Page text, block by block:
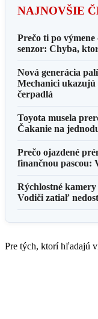
NAJNOVŠIE
Prečo ti po
senzor: Chyba,
Nová generácia
Mechanici ukazujú
čerpadlá
Toyota musela
Čakanie na
Prečo ojazdené
finančnou pascou:
Rýchlostné
Vodiči zatiaľ
Pre tých, ktorí hľadajú